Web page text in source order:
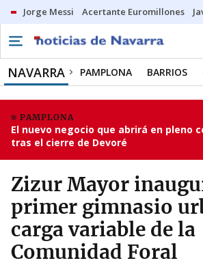
Jorge Messi Acertante Euromillones
NAVARRA PAMPLONA BARRIOS
PAMPLONA
El nuevo negocio que abrirá en pleno
tras el cierre de Devoré
Zizur Mayor
primer gimnasio
carga variable de la
Comunidad Foral